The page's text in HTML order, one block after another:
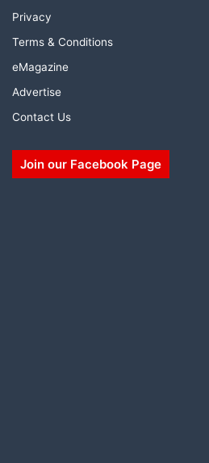
Privacy
Terms & Conditions
eMagazine
Advertise
Contact Us
Join our Facebook Page